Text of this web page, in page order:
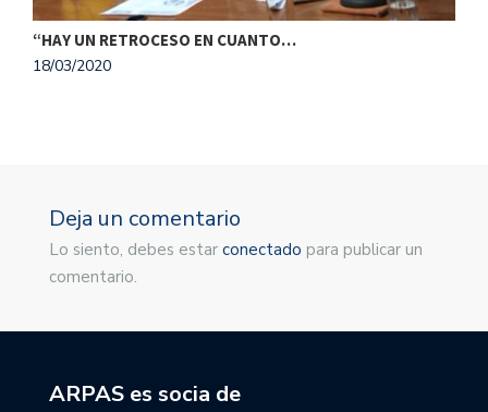
“HAY UN RETROCESO EN CUANTO…
18/03/2020
Deja un comentario
Lo siento, debes estar conectado para publicar un
comentario.
ARPAS es socia de